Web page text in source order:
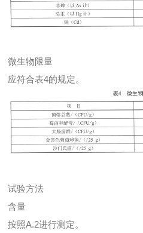
微生物限量
应符合表4的规定。
试验方法
含量
按照A.2进行测定。